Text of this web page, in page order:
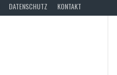
DATENSCHUTZ KONTAKT